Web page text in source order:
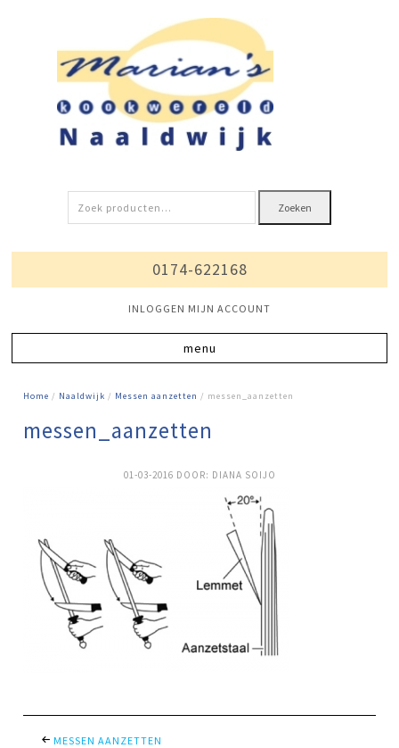
Zoeken
naar:
Zoeken
0174-622168
INLOGGEN MIJN ACCOUNT
Home / Naaldwijk / Messen aanzetten / messen_aanzetten
messen_aanzetten
01-03-2016 DOOR: DIANA SOIJO
MESSEN AANZETTEN